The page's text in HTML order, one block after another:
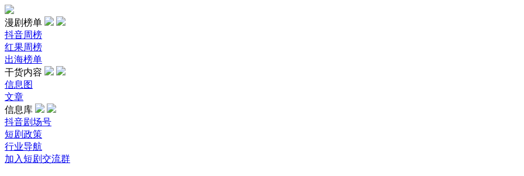
漫剧榜单
抖音周榜
红果周榜
出海榜单
干货内容
信息图
文章
信息库
抖音剧场号
短剧政策
行业导航
加入短剧交流群